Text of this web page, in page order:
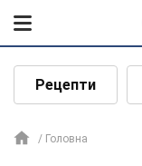
Рецепти
Головна